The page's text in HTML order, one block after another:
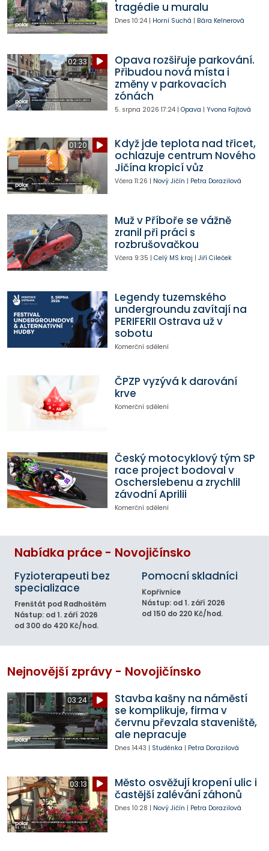
tragédie u muralu
Dnes 10:24| Horní Suchá | Bára Kelnerová
02:33
Opava rozšiřuje parkování.
Přibudou nová místa i
změny v parkovacích
zónách
5. srpna 2026 17:24| Opava | Yvona Fajtová
01:20
Když jde teplota nad třicet,
ochlazuje centrum Nového
Jičína kropicí vůz
Včera 11:26 | Nový Jičín | Petra Dorazilová
Muž v Příboře se vážně
zranil při práci s
rozbrušovačkou
Včera 9:35 | Celý MS kraj | Jiří Cileček
Legendy tuzemského
undergroundu zavítají na
PERIFERII Ostrava už v
sobotu
Komerční sdělení
ČPZP vyzývá k darování
krve
Komerční sdělení
Český motocyklový tým SP
race project bodoval v
Oscherslebenu a zrychlil
závodní Aprilii
Komerční sdělení
Nabídka práce - Novojičínsko
Fyzioterapeuti bez
specializace
Frenštát pod Radhoštěm
Nástup: od 1. září 2026
od 300 do 420 Kč/hod.
Pomocní skladníci
Kopřivnice
Nástup: od 1. září 2026
od 150 do 220 Kč/hod.
Nejnovější zprávy - Novojičínsko
03:24
Stavba kašny na náměstí
se komplikuje, firma v
červnu převzala staveniště,
ale nepracuje
Dnes 14:43 | Studénka | Petra Dorazilová
03:13
Město osvěžují kropení ulic i
častější zalévání záhonů
Dnes 10:28 | Nový Jičín | Petra Dorazilová